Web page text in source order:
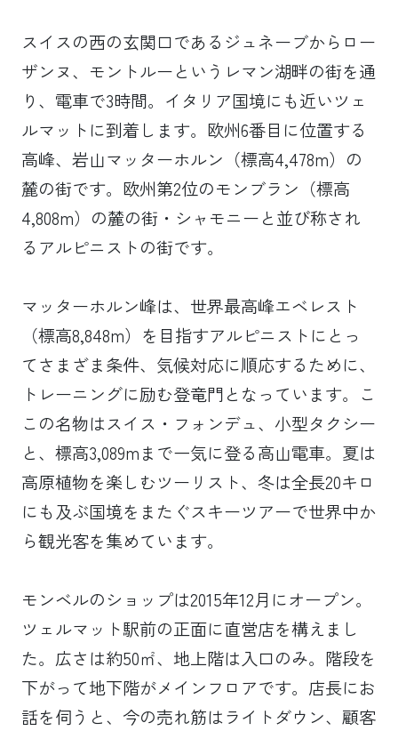
スイスの西の玄関口であるジュネーブからロー
ザンヌ、モントルーというレマン湖畔の街を通
り、電車で3時間。イタリア国境にも近いツェ
ルマットに到着します。欧州6番目に位置する
高峰、岩山マッターホルン（標高4,478m）の
麓の街です。欧州第2位のモンブラン（標高
4,808m）の麓の街・シャモニーと並び称され
るアルピニストの街です。
マッターホルン峰は、世界最高峰エベレスト
（標高8,848m）を目指すアルピニストにとっ
てさまざま条件、気候対応に順応するために、
トレーニングに励む登竜門となっています。こ
この名物はスイス・フォンデュ、小型タクシー
と、標高3,089mまで一気に登る高山電車。夏は
高原植物を楽しむツーリスト、冬は全長20キロ
にも及ぶ国境をまたぐスキーツアーで世界中か
ら観光客を集めています。
モンベルのショップは2015年12月にオープン。
ツェルマット駅前の正面に直営店を構えまし
た。広さは約50㎡、地上階は入口のみ。階段を
下がって地下階がメインフロアです。店長にお
話を伺うと、今の売れ筋はライトダウン、顧客